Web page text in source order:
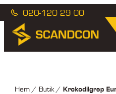
020-120 29 00
Hem/ Butik/ Krokodilgrep